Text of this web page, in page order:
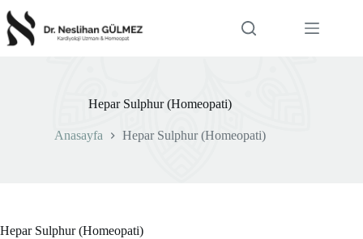
to
content
Hepar Sulphur (Homeopati)
Anasayfa Hepar Sulphur (Homeopati)
Hepar Sulphur (Homeopati)